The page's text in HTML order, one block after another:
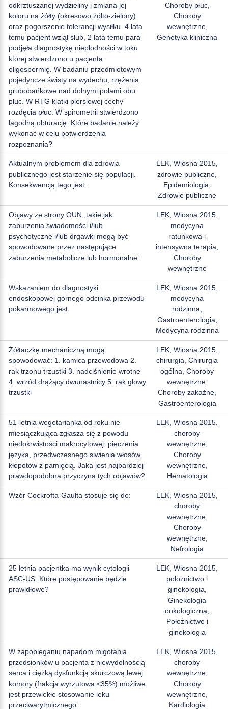
odkrztuszanej wydzieliny i zmiana jej
koloru na żółty (okresowo żółto-zielony)
oraz pogorszenie tolerancji wysiłku. 4 lata
temu pacjent wziął ślub, 2 lata temu para
podjęła diagnostykę niepłodności w toku
której stwierdzono u pacjenta
oligospermię. W badaniu przedmiotowym
pojedyncze świsty na wydechu, rzężenia
grubobańkowe nad dolnymi polami obu
płuc. W RTG klatki piersiowej cechy
rozdęcia płuc. W spirometrii stwierdzono
łagodną obturację. Które badanie należy
wykonać w celu potwierdzenia
rozpoznania?
Choroby płuc,
Choroby
wewnętrzne,
Genetyka kliniczna
Aktualnym problemem dla zdrowia
publicznego jest starzenie się populacji.
Konsekwencją tego jest:
LEK, Wiosna 2015,
zdrowie publiczne,
Epidemiologia,
Zdrowie publiczne
Objawy ze strony OUN, takie jak
zaburzenia świadomości i/lub
psychotyczne i/lub drgawki mogą być
spowodowane przez następujące
zaburzenia metabolicze lub hormonalne:
LEK, Wiosna 2015,
medycyna
ratunkowa i
intensywna terapia,
Choroby
wewnętrzne
Wskazaniem do diagnostyki
endoskopowej górnego odcinka przewodu
pokarmowego jest:
LEK, Wiosna 2015,
medycyna
rodzinna,
Gastroenterologia,
Medycyna rodzinna
Żółtaczkę mechaniczną mogą
spowodować: 1. kamica przewodowa 2.
rak trzonu trzustki 3. nadciśnienie wrotne
4. wrzód drążący dwunastnicy 5. rak głowy
trzustki
LEK, Wiosna 2015,
chirurgia, Chirurgia
ogólna, Choroby
wewnętrzne,
Choroby zakaźne,
Gastroenterologia
51-letnia wegetarianka od roku nie
miesiączkująca zgłasza się z powodu
niedokrwistości makrocytowej, pieczenia
języka, przedwczesnego siwienia włosów,
kłopotów z pamięcią. Jaka jest najbardziej
prawdopodobna przyczyna tych objawów?
LEK, Wiosna 2015,
choroby
wewnętrzne,
Choroby
wewnętrzne,
Hematologia
Wzór Cockrofta-Gaulta stosuje się do:
LEK, Wiosna 2015,
choroby
wewnętrzne,
Choroby
wewnętrzne,
Nefrologia
25 letnia pacjentka ma wynik cytologii
ASC-US. Które postępowanie będzie
prawidłowe?
LEK, Wiosna 2015,
położnictwo i
ginekologia,
Ginekologia
onkologiczna,
Położnictwo i
ginekologia
W zapobieganiu napadom migotania
przedsionków u pacjenta z niewydolnością
serca i ciężką dysfunkcją skurczową lewej
komory (frakcja wyrzutowa <35%) możliwe
jest przewlekłe stosowanie leku
przeciwarytmicznego:
LEK, Wiosna 2015,
choroby
wewnętrzne,
Choroby
wewnętrzne,
Kardiologia